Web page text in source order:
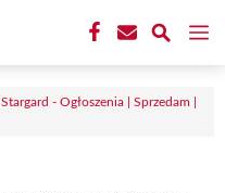
Stargard - Ogłoszenia | Sprzedam |